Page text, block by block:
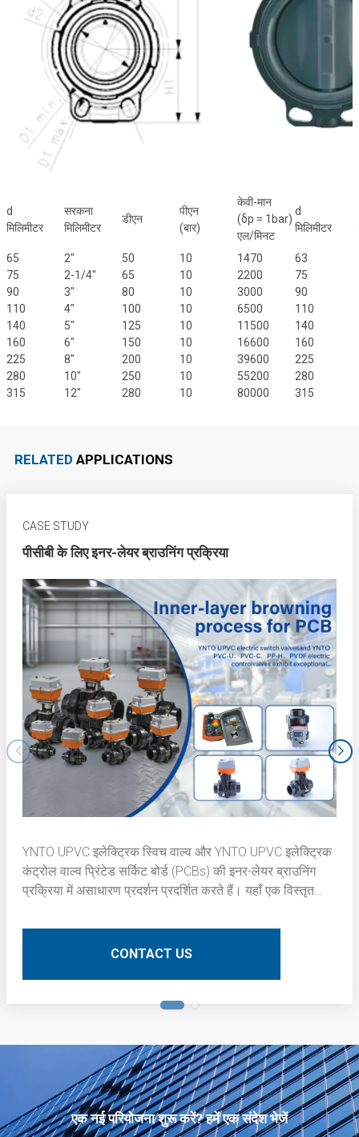
d
मिलिमीटर
सरकना
मिलिमीटर
डीएन
पीएन
(बार)
केवी-मान
(δp = 1bar)
एल/मिनट
d
मिलिमीटर
65 2" 50 10 1470 63
75
2-1/4" 65 10 2200 75
90
3" 80 10 3000 90
110
4" 100 10 6500 110
140
5" 125 10 11500 140
160
6" 150 10 16600 160
225
8" 200 10 39600 225
280
10" 250 10 55200 280
315
12" 280 10 80000 315
RELATED APPLICATIONS
CASE STUDY
पीसीबी के लिए इनर-लेयर ब्राउनिंग प्रक्रिया
YNTO UPVC इलेक्ट्रिक स्विच वाल्व और YNTO UPVC इलेक्ट्रिक
कंट्रोल वाल्व प्रिंटेड सर्किट बोर्ड (PCBs) की इनर-लेयर ब्राउनिंग
प्रक्रिया में असाधारण प्रदर्शन प्रदर्शित करते हैं। यहाँ एक विस्तृत
CONTACT US
एक नई परियोजना शुरू करें? हमें एक संदेश भेजें